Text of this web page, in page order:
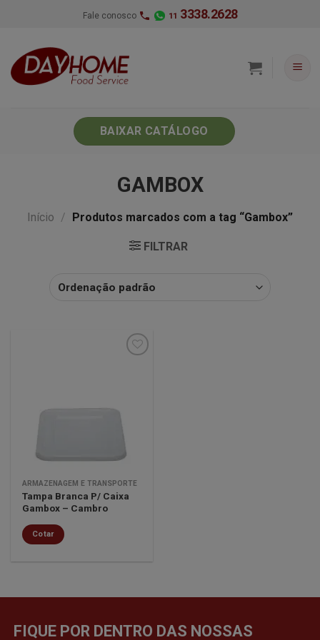
Fale conosco 11 3338.2628
BAIXAR CATÁLOGO
GAMBOX
Início / Produtos marcados com a tag “Gambox”
FILTRAR
ARMAZENAGEM E TRANSPORTE
Tampa Branca P/ Caixa
Gambox – Cambro
Cotar
FIQUE POR DENTRO DAS NOSSAS